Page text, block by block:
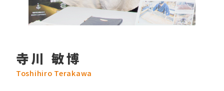
寺川 敏博
Toshihiro Terakawa